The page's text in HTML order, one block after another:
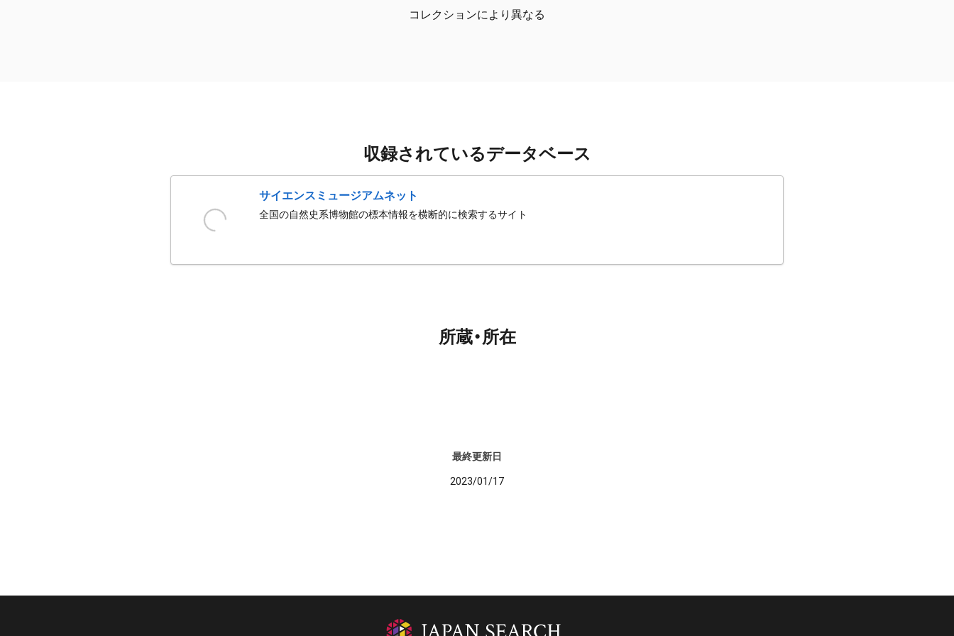
コレクションにより異なる
収録されているデータベース
サイエンスミュージアムネット
全国の自然史系博物館の標本情報を横断的に検索するサイト
所蔵・所在
最終更新日
2023/01/17